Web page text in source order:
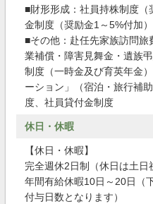
■財形形成：社員持株制度（
金制度（奨励金1～5%付加
■その他：赴任先家族訪問
業補償・障害見舞金・遺族
制度（一時金及び育英年金
ーション」（宿泊・旅行補
度、社員貸付金制度
休日・休暇
【休日・休暇】
完全週休2日制（休日は土日
年間有給休暇10日～20日（
付与日数となります）